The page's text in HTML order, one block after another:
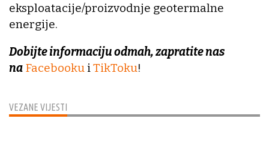
VEZANE VIJESTI
eksploatacije/proizvodnje geotermalne
energije.
Dobijte informaciju odmah, zapratite nas
na FacebookuiTikToku!